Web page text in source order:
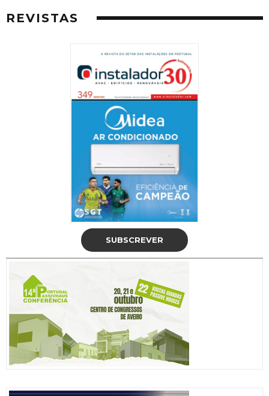
REVISTAS
SUBSCREVER